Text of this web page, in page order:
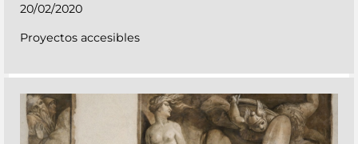
20/02/2020
Proyectos accesibles